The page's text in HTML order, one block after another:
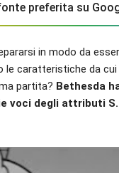
preferita su
in modo da
le caratteristiche da
partita? Bethesda
degli attributi